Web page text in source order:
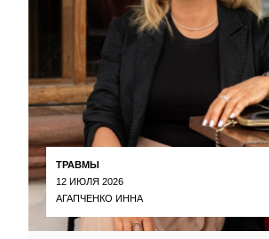
ТРАВМЫ
12 ИЮЛЯ 2026
АГАПЧЕНКО ИННА